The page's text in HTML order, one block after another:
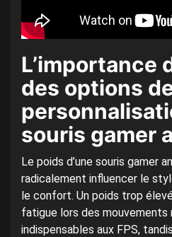
L’importance
des options
souris gamer
Le poids d’une souris gamer
radicalement influencer le
le confort. Un poids trop
fatigue lors des
indispensables aux FPS,